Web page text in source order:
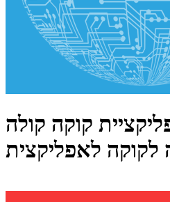
קוקה קולה
לקוקה לאפליקצית